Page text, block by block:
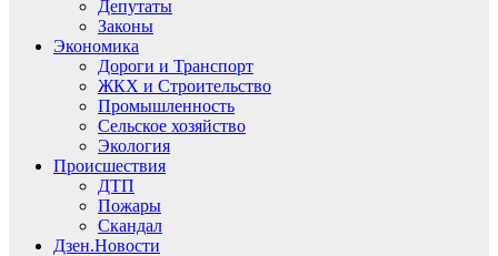
Депутаты
Законы
Экономика
Дороги и Транспорт
ЖКХ и Строительство
Промышленность
Сельское хозяйство
Экология
Происшествия
ДТП
Пожары
Скандал
Дзен.Новости